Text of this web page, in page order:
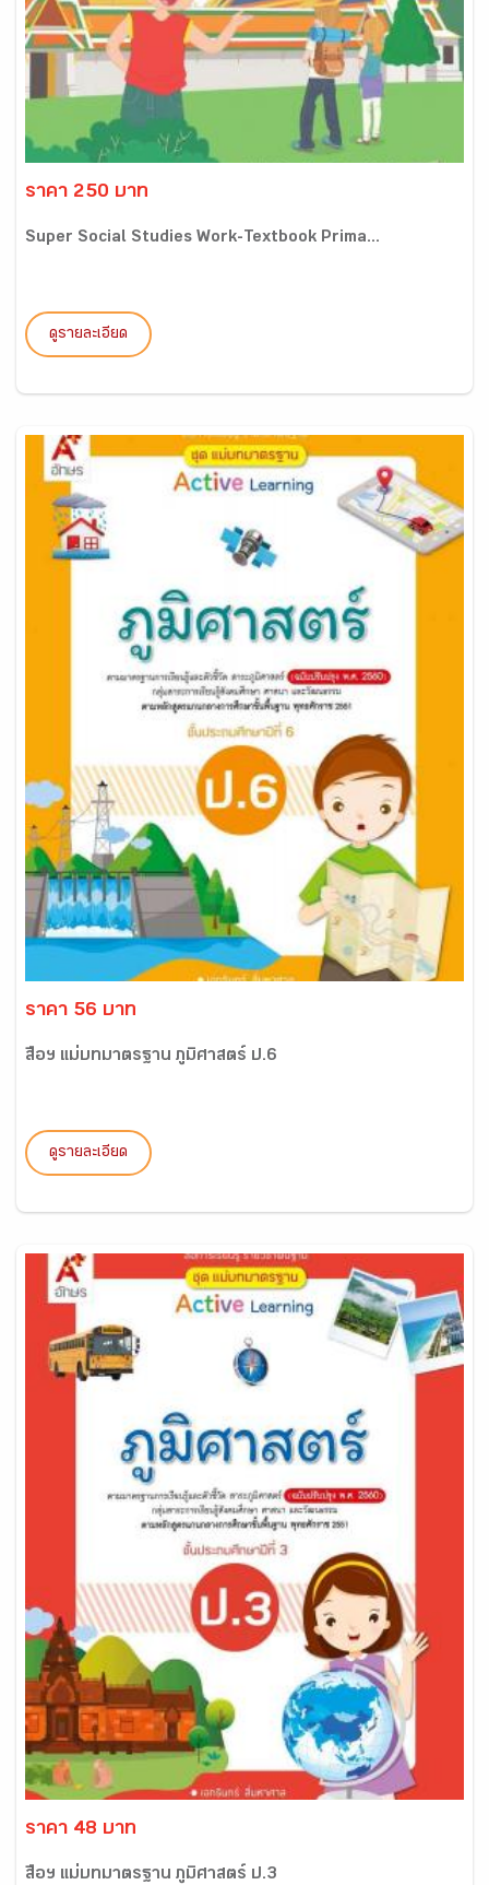
ราคา 250 บาท
Super Social Studies Work-Textbook Prima...
ดูรายละเอียด
ราคา 56 บาท
สื่อฯ แม่บทมาตรฐาน ภูมิศาสตร์ ป.6
ดูรายละเอียด
ราคา 48 บาท
สื่อฯ แม่บทมาตรฐาน ภูมิศาสตร์ ป.3